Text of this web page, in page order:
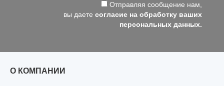
Отправляя сообщение нам,
вы даете согласие на обработку ваших
персональных данных.
О КОМПАНИИ